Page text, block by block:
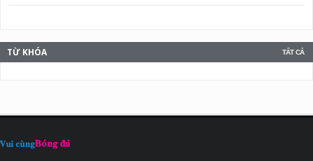
TẤT CẢ
TỪ KHÓA